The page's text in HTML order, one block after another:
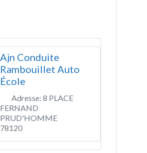
Ajn Conduite
Rambouillet Auto
École
Adresse: 8 PLACE
FERNAND
PRUD'HOMME
78120